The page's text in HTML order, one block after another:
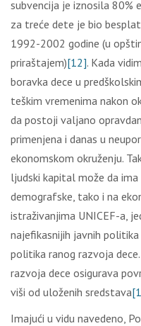
subvencija je iznosila 80%
za treće dete je bio
1992-2002 godine (u
priraštajem)[12]. Kada
boravka dece u
teškim vremenima nakon
da postoji valjano
primenjena i danas u
ekonomskom okruženju.
ljudski kapital može da
demografske, tako i na
istraživanjima UNICEF-a,
najefikasnijih javnih
politika ranog razvoja
razvoja dece osigurava
viši od uloženih sredstava
Imajući u vidu navedeno,